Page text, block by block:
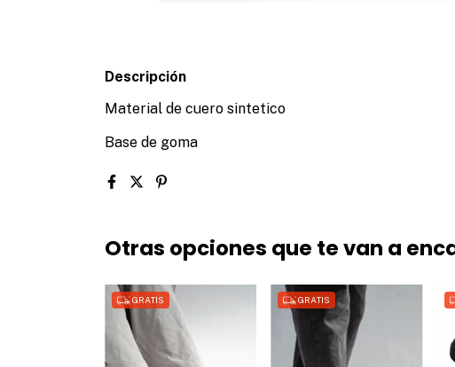
Descripción
Material de cuero sintetico
Base de goma
Otras opciones que te van a
GRATIS GRATIS